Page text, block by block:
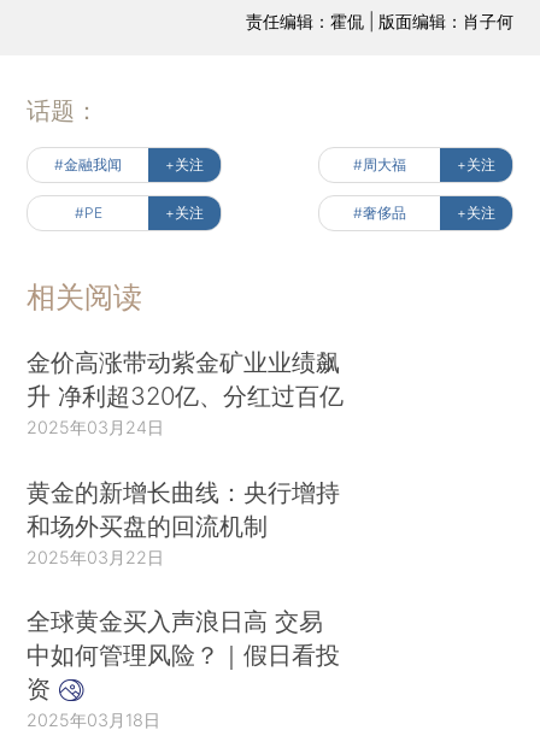
责任编辑：霍侃 | 版面编辑：肖子何
话题：
#金融我闻 +关注 #周大福 +关注
#PE +关注 #奢侈品 +关注
相关阅读
金价高涨带动紫金矿业业绩飙
升 净利超320亿、分红过百亿
2025年03月24日
黄金的新增长曲线：央行增持
和场外买盘的回流机制
2025年03月22日
全球黄金买入声浪日高 交易
中如何管理风险？｜假日看投
资
2025年03月18日